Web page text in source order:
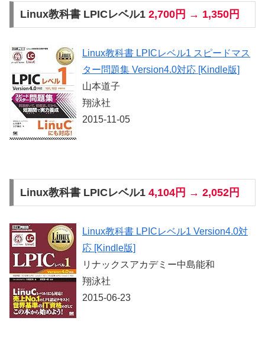
Linux教科書 LPICレベル1 2,700円 → 1,350円
Linux教科書 LPICレベル1 スピードマス
ター問題集 Version4.0対応 [Kindle版]
山本道子
翔泳社
2015-11-05
Linux教科書 LPICレベル1 4,104円 → 2,052円
Linux教科書 LPICレベル1 Version4.0対
応 [Kindle版]
リナックスアカデミー中島能和
翔泳社
2015-06-23